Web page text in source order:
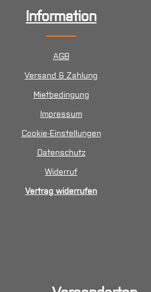
Information
AGB
Versand & Zahlung
Mietbedingung
Impressum
Cookie-Einstellungen
Datenschutz
Widerruf
Vertrag widerrufen